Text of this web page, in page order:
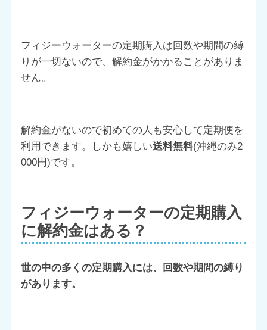
フィジーウォーターの定期購入は回数や期間の縛
りが一切ないので、解約金がかかることがありま
せん。
解約金がないので初めての人も安心して定期便を
利用できます。しかも嬉しい送料無料(沖縄のみ2
000円)です。
フィジーウォーターの定期購入
に解約金はある？
世の中の多くの定期購入には、回数や期間の縛り
があります。